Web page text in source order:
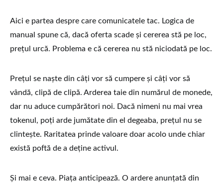
Aici e partea despre care comunicatele tac. Logica de
manual spune că, dacă oferta scade și cererea stă pe loc,
prețul urcă. Problema e că cererea nu stă niciodată pe loc.
Prețul se naște din câți vor să cumpere și câți vor să
vândă, clipă de clipă. Arderea taie din numărul de monede,
dar nu aduce cumpărători noi. Dacă nimeni nu mai vrea
tokenul, poți arde jumătate din el degeaba, prețul nu se
clintește. Raritatea prinde valoare doar acolo unde chiar
există poftă de a deține activul.
Și mai e ceva. Piața anticipează. O ardere anunțată din